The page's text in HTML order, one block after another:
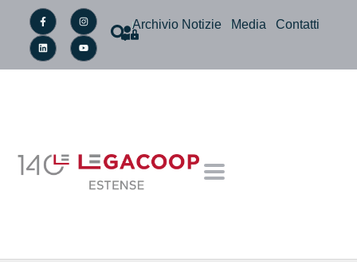
Archivio Notizie Media Contatti